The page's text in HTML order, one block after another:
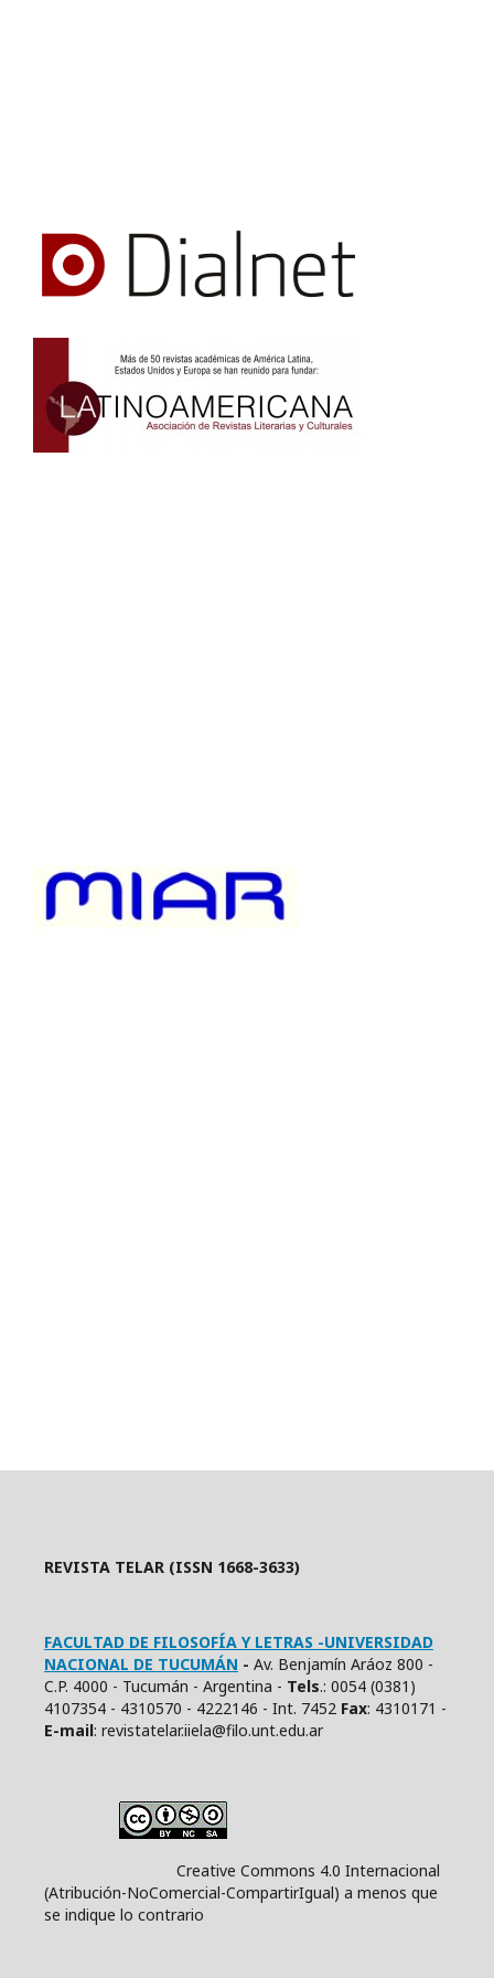
REVISTA TELAR (ISSN 1668-3633)
FACULTAD DE FILOSOFÍA Y LETRAS -UNIVERSIDAD
NACIONAL DE TUCUMÁN - Av. Benjamín Aráoz 800 -
C.P. 4000 - Tucumán - Argentina - Tels.: 0054 (0381)
4107354 - 4310570 - 4222146 - Int. 7452 Fax: 4310171 -
E-mail: revistatelar.iiela@filo.unt.edu.ar
Creative Commons 4.0 Internacional
(Atribución-NoComercial-CompartirIgual) a menos que
se indique lo contrario